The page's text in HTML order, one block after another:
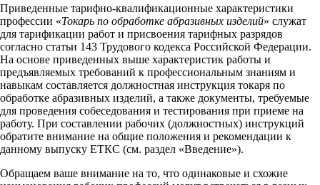
Приведенные тарифно-квалификационные характеристики
профессии «Токарь по обработке абразивных изделий» служат
для тарификации работ и присвоения тарифных разрядов
согласно статьи 143 Трудового кодекса Российской Федерации.
На основе приведенных выше характеристик работы и
предъявляемых требований к профессиональным знаниям и
навыкам составляется должностная инструкция токаря по
обработке абразивных изделий, а также документы, требуемые
для проведения собеседования и тестирования при приеме на
работу. При составлении рабочих (должностных) инструкций
обратите внимание на общие положения и рекомендации к
данному выпуску ЕТКС (см. раздел «Введение»).
Обращаем ваше внимание на то, что одинаковые и схожие